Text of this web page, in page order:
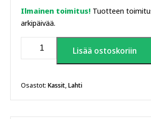
Ilmainen toimitus! Tuotteen
arkipäivää.
tienviitta
kangaskassi
Lisää ostoskoriin
Osastot: Kassit,Lahti